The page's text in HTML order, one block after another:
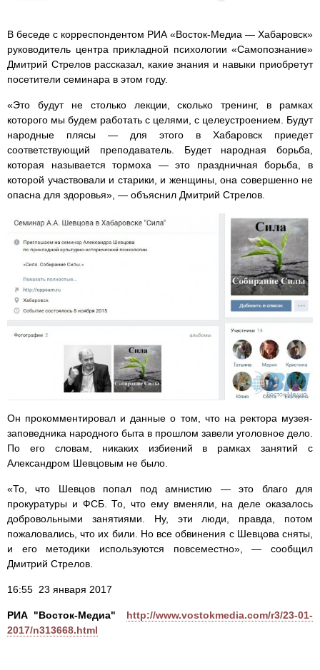
В беседе с корреспондентом РИА «Восток-Медиа — Хабаровск»
руководитель центра прикладной психологии «Самопознание»
Дмитрий Стрелов рассказал, какие знания и навыки приобретут
посетители семинара в этом году.
«Это будут не столько лекции, сколько тренинг, в рамках
которого мы будем работать с целями, с целеустроением. Будут
народные плясы — для этого в Хабаровск приедет
соответствующий преподаватель. Будет народная борьба,
которая называется тормоха — это праздничная борьба, в
которой участвовали и старики, и женщины, она совершенно не
опасна для здоровья», — объяснил Дмитрий Стрелов.
Он прокомментировал и данные о том, что на ректора музея-
заповедника народного быта в прошлом завели уголовное дело.
По его словам, никаких избиений в рамках занятий с
Александром Шевцовым не было.
«То, что Шевцов попал под амнистию — это благо для
прокуратуры и ФСБ. То, что ему вменяли, на деле оказалось
добровольными занятиями. Ну, эти люди, правда, потом
пожаловались, что их били. Но все обвинения с Шевцова сняты,
и его методики используются повсеместно», — сообщил
Дмитрий Стрелов.
16:55 23 января 2017
РИА "Восток-Медиа"
http://www.vostokmedia.com/r3/23-01-
2017/n313668.html